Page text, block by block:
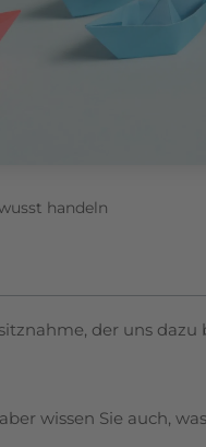
handeln
der uns
wissen Sie auch,